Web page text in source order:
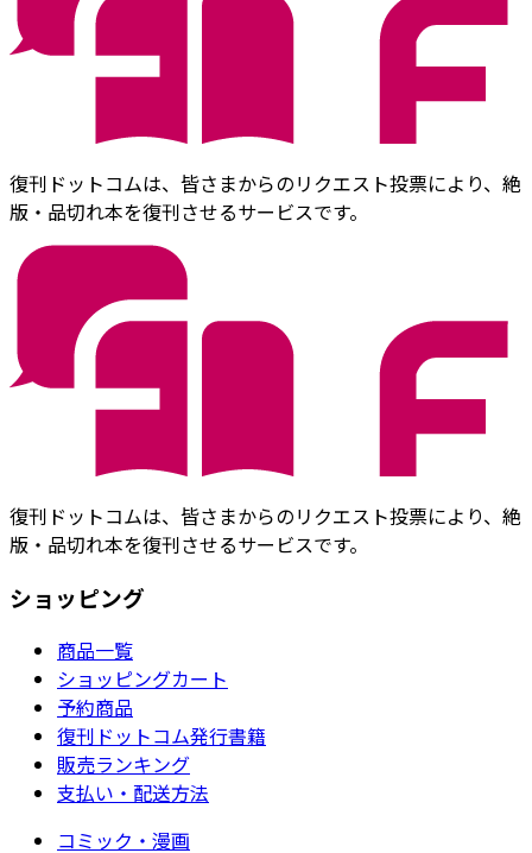
復刊ドットコムは、皆さまからのリクエスト投票により、絶
版・品切れ本を復刊させるサービスです。
復刊ドットコムは、皆さまからのリクエスト投票により、絶
版・品切れ本を復刊させるサービスです。
ショッピング
商品一覧
ショッピングカート
予約商品
復刊ドットコム発行書籍
販売ランキング
支払い・配送方法
コミック・漫画